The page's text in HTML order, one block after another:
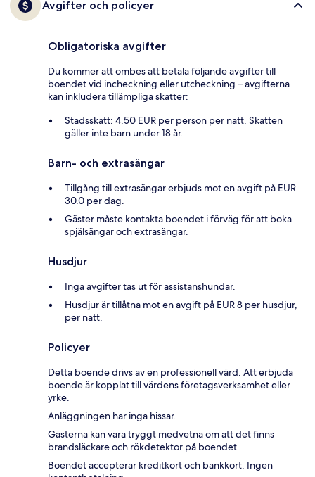
Avgifter och policyer
Obligatoriska avgifter
Du kommer att ombes att betala följande avgifter till
boendet vid incheckning eller utcheckning – avgifterna
kan inkludera tillämpliga skatter:
Stadsskatt: 4.50 EUR per person per natt. Skatten
gäller inte barn under 18 år.
Barn- och extrasängar
Tillgång till extrasängar erbjuds mot en avgift på EUR
30.0 per dag.
Gäster måste kontakta boendet i förväg för att boka
spjälsängar och extrasängar.
Husdjur
Inga avgifter tas ut för assistanshundar.
Husdjur är tillåtna mot en avgift på EUR 8 per husdjur,
per natt.
Policyer
Detta boende drivs av en professionell värd. Att erbjuda
boende är kopplat till värdens företagsverksamhet eller
yrke.
Anläggningen har inga hissar.
Gästerna kan vara tryggt medvetna om att det finns
brandsläckare och rökdetektor på boendet.
Boendet accepterar kreditkort och bankkort. Ingen